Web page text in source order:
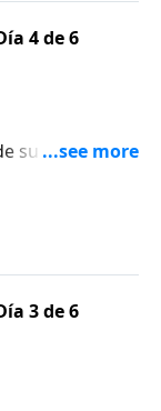
4 de 6
su enojo?
para lidiar
3 de 6